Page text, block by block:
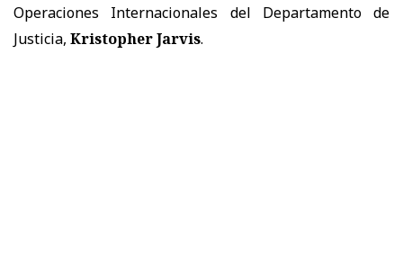
Operaciones Internacionales del Departamento de
Justicia, Kristopher Jarvis.